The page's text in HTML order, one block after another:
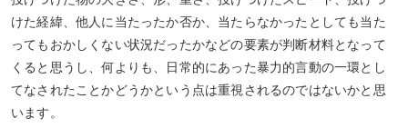
けた経緯、他人に当たったか否か、当たらなかったとしても当た
ってもおかしくない状況だったかなどの要素が判断材料となって
くると思うし、何よりも、日常的にあった暴力的言動の一環とし
てなされたことかどうかという点は重視されるのではないかと思
います。